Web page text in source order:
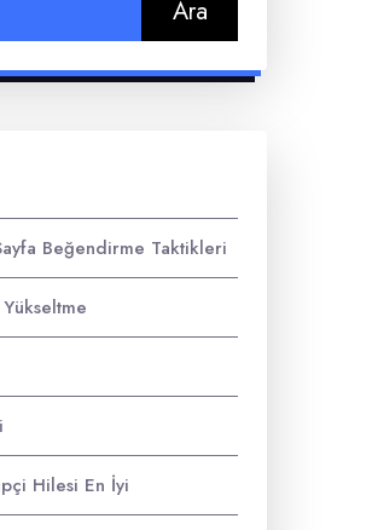
Beğendirme Taktikleri
Hilesi En İyi